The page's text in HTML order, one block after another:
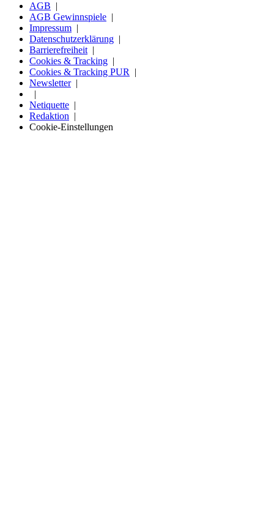
AGB
AGB Gewinnspiele
Impressum
Datenschutzerklärung
Barrierefreiheit
Cookies & Tracking
Cookies & Tracking PUR
Newsletter
Netiquette
Redaktion
Cookie-Einstellungen